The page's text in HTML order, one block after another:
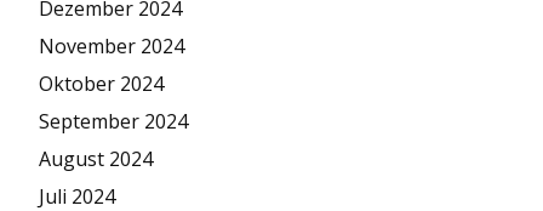
Dezember 2024
November 2024
Oktober 2024
September 2024
August 2024
Juli 2024